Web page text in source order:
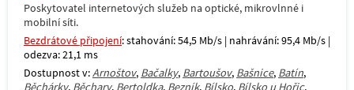
Poskytovatel internetových služeb na optické, mikrovlnné i
mobilní síti.
Bezdrátové připojení: stahování: 54,5 Mb/s | nahrávání: 95,4 Mb/s |
odezva: 21,1 ms
Dostupnost v:Arnoštov, Bačalky, Bartoušov, Bašnice, Batín,
Běchárky, Běchary, Bertoldka, Bezník, Bílsko, Bílsko u Hořic,